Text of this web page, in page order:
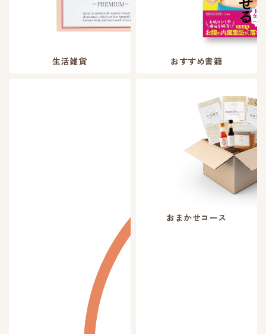
生活雑貨 おすすめ書籍
おまかせコース